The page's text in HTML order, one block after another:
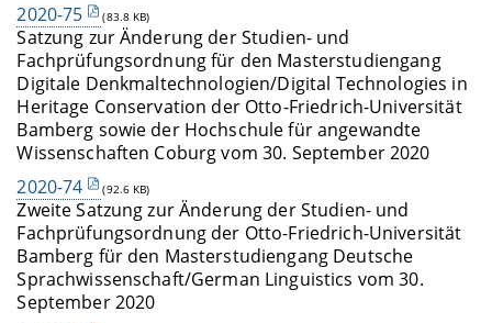
2020-75
(83.8 KB)
Satzung zur Änderung der Studien- und
Fachprüfungsordnung für den Masterstudiengang
Digitale Denkmaltechnologien/Digital Technologies in
Heritage Conservation der Otto-Friedrich-Universität
Bamberg sowie der Hochschule für angewandte
Wissenschaften Coburg vom 30. September 2020
2020-74
(92.6 KB)
Zweite Satzung zur Änderung der Studien- und
Fachprüfungsordnung der Otto-Friedrich-Universität
Bamberg für den Masterstudiengang Deutsche
Sprachwissenschaft/German Linguistics vom 30.
September 2020